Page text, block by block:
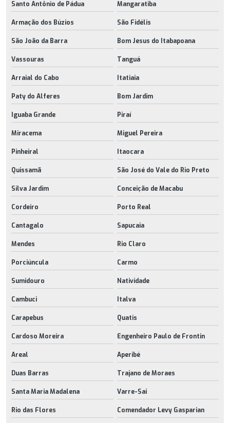
Santo Antônio de Pádua Mangaratiba
Armação dos Búzios São Fidélis
São João da Barra Bom Jesus do Itabapoana
Vassouras Tanguá
Arraial do Cabo Itatiaia
Paty do Alferes Bom Jardim
Iguaba Grande Piraí
Miracema Miguel Pereira
Pinheiral Itaocara
Quissamã São José do Vale do Rio Preto
Silva Jardim Conceição de Macabu
Cordeiro Porto Real
Cantagalo Sapucaia
Mendes Rio Claro
Porciúncula Carmo
Sumidouro Natividade
Cambuci Italva
Carapebus Quatis
Cardoso Moreira Engenheiro Paulo de Frontin
Areal Aperibé
Duas Barras Trajano de Moraes
Santa Maria Madalena Varre-Sai
Rio das Flores Comendador Levy Gasparian